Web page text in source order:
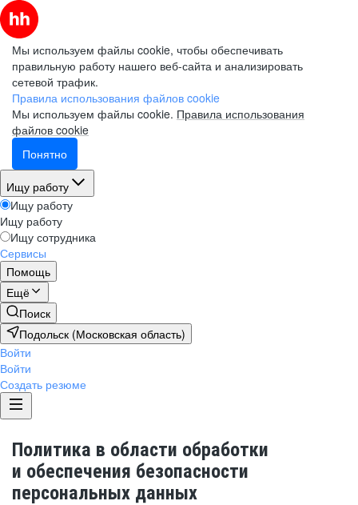
Мы используем файлы cookie, чтобы обеспечивать
правильную работу нашего веб-сайта и анализировать
сетевой трафик.
Правила использования файлов cookie
Мы используем файлы cookie. Правила использования
файлов cookie
Понятно
Ищу работу
Ищу работу
Ищу работу
Ищу сотрудника
Сервисы
Помощь
Ещё
Поиск
Подольск (Московская область)
Войти
Войти
Создать резюме
Политика в области обработки
и обеспечения безопасности
персональных данных